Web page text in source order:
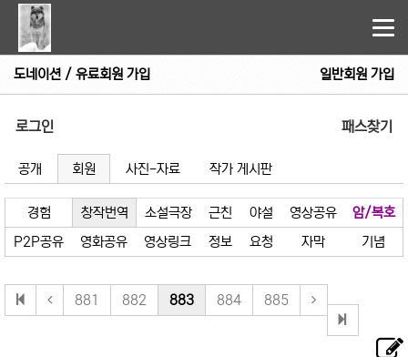
도네이션 / 유료회원 가입 일반회원 가입
로그인 패스찾기
공개 회원 사진-자료 작가 게시판
경험 창작번역 소설극장 근친 야설 영상공유
암/복호
P2P공유
영화공유 영상링크 정보 요청 자막 기념
881 882 883 884 885